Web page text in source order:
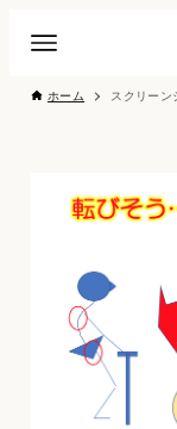
ホーム スクリー